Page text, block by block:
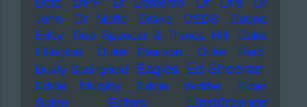
John
Dr Motte Drake DSDS
Duane
Eddy
Dub Spencer & Trance Hill
Duke
Ellington
Duke Pearson
Duke Reid
Dusty Springfield Eagles Ed Sheeran
Eddie Murphy Eddie Vedder
Eden
Golan
Editors
Einstürzende